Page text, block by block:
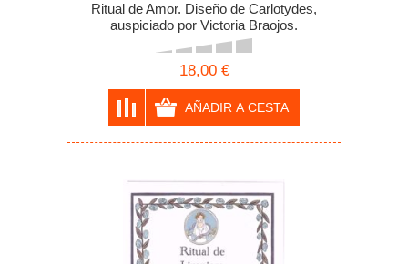
Ritual de Amor. Diseño de Carlotydes,
auspiciado por Victoria Braojos.
18,00 €